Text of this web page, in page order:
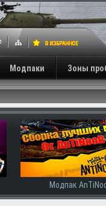
Модпаки Зоны
Модпак